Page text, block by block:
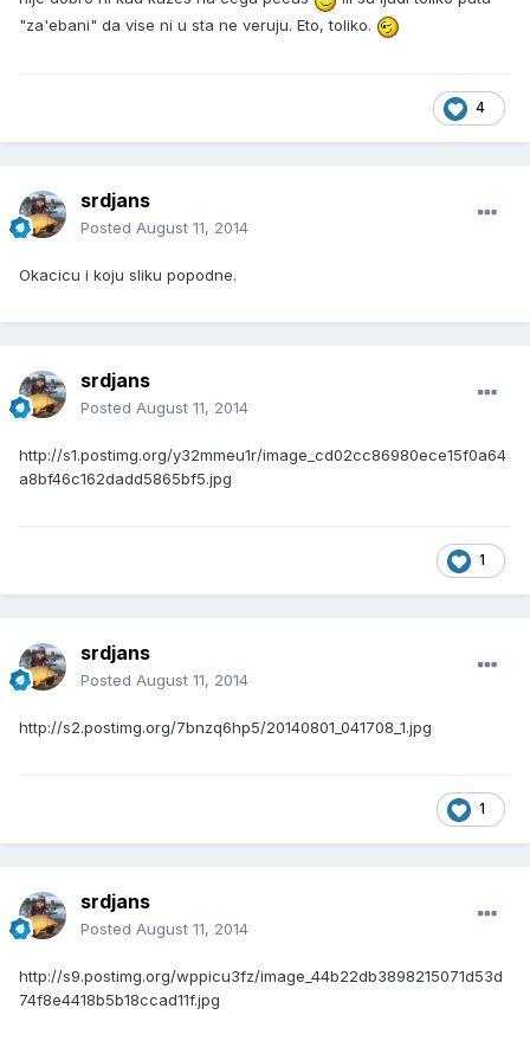
"za'ebani" da vise ni u sta ne veruju. Eto, toliko.
4
srdjans
Posted August 11, 2014
Okacicu i koju sliku popodne.
srdjans
Posted August 11, 2014
http://s1.postimg.org/y32mmeu1r/image_cd02cc86980ece15f0a64
a8bf46c162dadd5865bf5.jpg
1
srdjans
Posted August 11, 2014
http://s2.postimg.org/7bnzq6hp5/20140801_041708_1.jpg
1
srdjans
Posted August 11, 2014
http://s9.postimg.org/wppicu3fz/image_44b22db3898215071d53d
74f8e4418b5b18ccad11f.jpg